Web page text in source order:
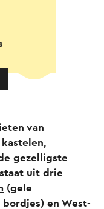
van
gezelligste
uit drie
(gele
bordjes) en West-